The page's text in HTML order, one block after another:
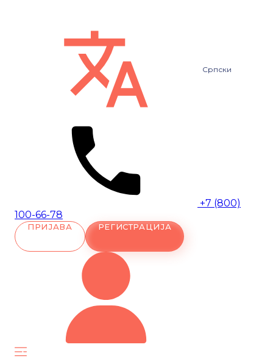
Српски
+7 (800)
100-66-78
ПРИЈАВА РЕГИСТРАЦИЈА